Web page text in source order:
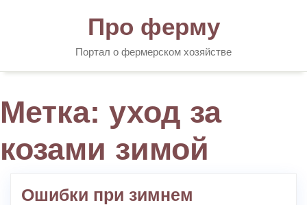
Про ферму
Портал о фермерском хозяйстве
Метка: уход за
козами зимой
Ошибки при зимнем